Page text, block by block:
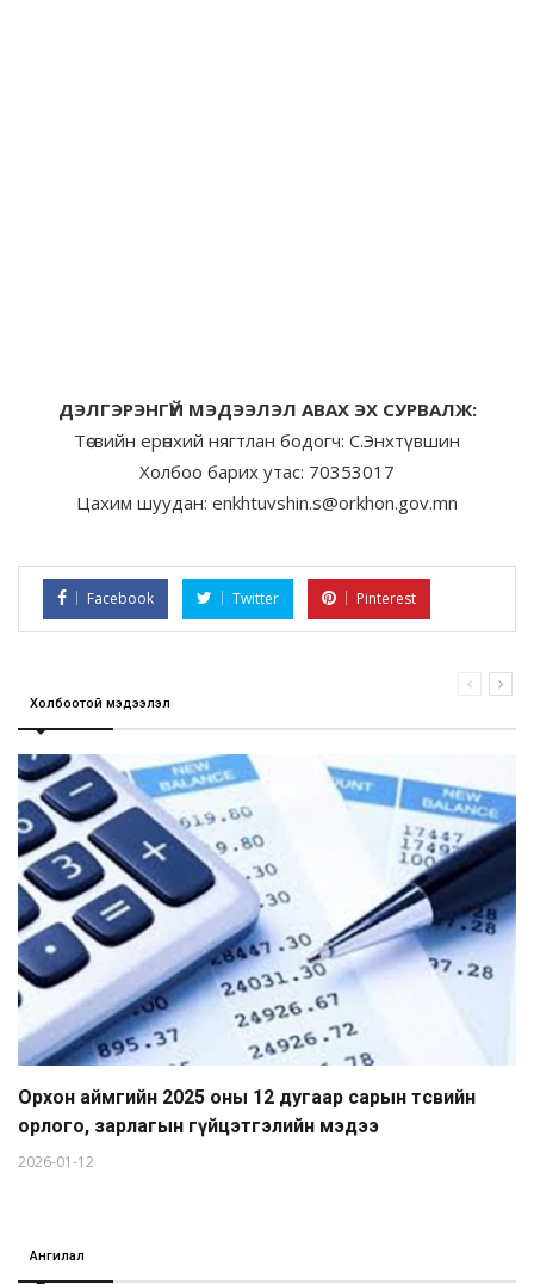
ДЭЛГЭРЭНГҮЙ МЭДЭЭЛЭЛ АВАХ ЭХ СУРВАЛЖ:
Төсвийн ерөнхий нягтлан бодогч: С.Энхтүвшин
Холбоо барих утас: 70353017
Цахим шуудан: enkhtuvshin.s@orkhon.gov.mn
Facebook Twitter Pinterest
Холбоотой мэдээлэл
Орхон аймгийн 2025 оны 12 дугаар сарын төсвийн
орлого, зарлагын гүйцэтгэлийн мэдээ
2026-01-12
Ангилал